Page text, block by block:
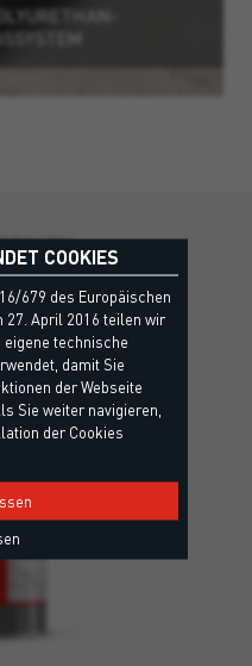
die Sie
könnten
COOKIES
679 des Europäischen
27. April 2016 teilen wir
eigene technische
damit Sie
der Webseite
Sie weiter navigieren,
der Cookies